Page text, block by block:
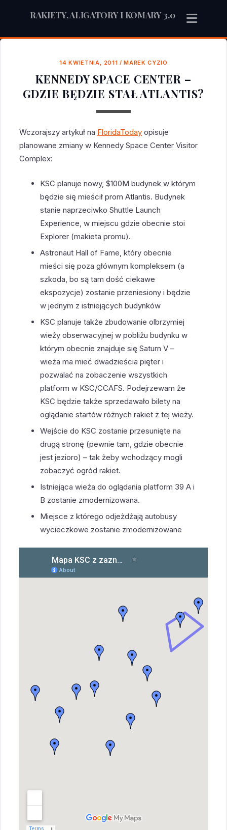
RAKIETY, ALIGATORY I KOMARY 3.0
14 KWIETNIA, 2011 /MAREK CYZIO
KENNEDY SPACE CENTER –
GDZIE BĘDZIE STAŁ ATLANTIS?
Wczorajszy artykuł na FloridaToday opisuje
planowane zmiany w Kennedy Space Center Visitor
Complex:
KSC planuje nowy, $100M budynek w którym
będzie się mieścił prom Atlantis. Budynek
stanie naprzeciwko Shuttle Launch
Experience, w miejscu gdzie obecnie stoi
Explorer (makieta promu).
Astronaut Hall of Fame, który obecnie
mieści się poza głównym kompleksem (a
szkoda, bo są tam dość ciekawe
ekspozycje) zostanie przeniesiony i będzie
w jednym z istniejących budynków
KSC planuje także zbudowanie olbrzymiej
wieży obserwacyjnej w pobliżu budynku w
którym obecnie znajduje się Saturn V –
wieża ma mieć dwadzieścia pięter i
pozwalać na zobaczenie wszystkich
platform w KSC/CCAFS. Podejrzewam że
KSC będzie także sprzedawało bilety na
oglądanie startów różnych rakiet z tej wieży.
Wejście do KSC zostanie przesunięte na
drugą stronę (pewnie tam, gdzie obecnie
jest jezioro) – tak żeby wchodzący mogli
zobaczyć ogród rakiet.
Istniejąca wieża do oglądania platform 39 A i
B zostanie zmodernizowana.
Miejsce z którego odjeżdżają autobusy
wycieczkowe zostanie zmodernizowane